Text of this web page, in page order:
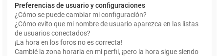
Preferencias de usuario y configuraciones
¿Cómo se puede cambiar mi configuración?
¿Cómo evito que mi nombre de usuario aparezca en las listas
de usuarios conectados?
¡La hora en los foros no es correcta!
Cambié la zona horaria en mi perfil, ¡pero la hora sigue siendo